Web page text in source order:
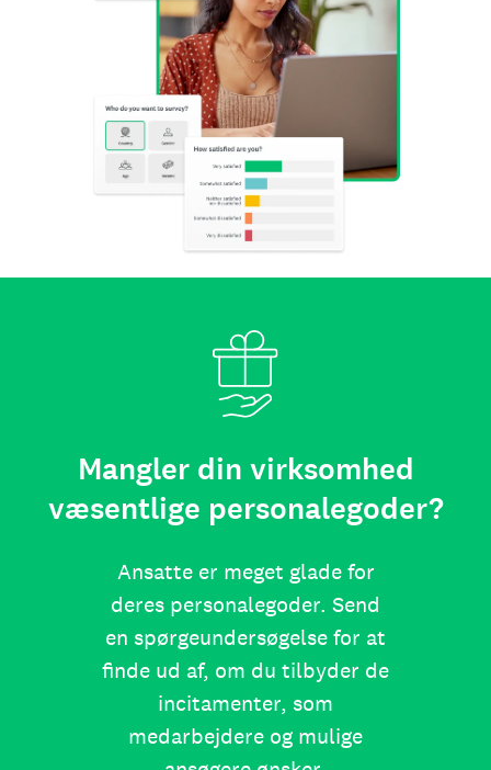
Mangler din virksomhed
væsentlige personalegoder?
Ansatte er meget glade for
deres personalegoder. Send
en spørgeundersøgelse for at
finde ud af, om du tilbyder de
incitamenter, som
medarbejdere og mulige